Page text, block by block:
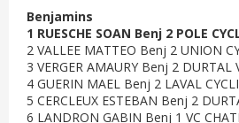
Benjamins
1 RUESCHE SOAN Benj 2 POLE
2 VALLEE MATTEO Benj 2 UNION
3 VERGER AMAURY Benj 2 DURTAL
4 GUERIN MAEL Benj 2 LAVAL
5 CERCLEUX ESTEBAN Benj 2
6 LANDRON GABIN Benj 1 VC